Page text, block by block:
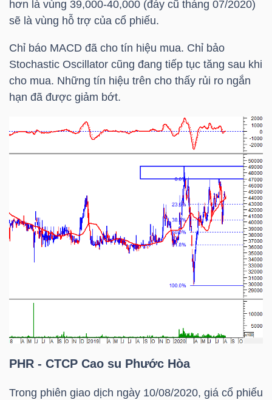
hơn là vùng 39,000-40,000 (đáy cũ tháng 07/2020)
sẽ là vùng hỗ trợ của cổ phiếu.
Chỉ báo MACD đã cho tín hiệu mua. Chỉ bảo
Stochastic Oscillator cũng đang tiếp tục tăng sau khi
cho mua. Những tín hiệu trên cho thấy rủi ro ngắn
hạn đã được giảm bớt.
PHR - CTCP Cao su Phước Hòa
Trong phiên giao dịch ngày 10/08/2020, giá cổ phiếu
(-)
Báo
cáo
phân
tích
Dịch